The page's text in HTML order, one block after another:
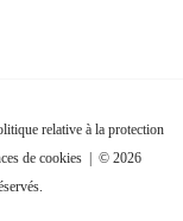
relative à la protection
de cookies| © 2026